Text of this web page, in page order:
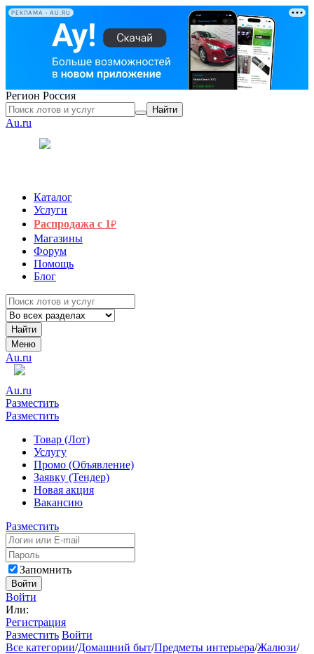
РЕКЛАМА • AU.RU
Регион Россия
Найти
Au.ru
Каталог
Услуги
Распродажа с 1₽
Магазины
Форум
Помощь
Блог
Найти
Меню
Au.ru
Au.ru
Разместить
Разместить
Товар (Лот)
Услугу
Промо (Объявление)
Заявку (Тендер)
Новая акция
Вакансию
Разместить
Запомнить
Войти
Войти
Или:
Регистрация
Разместить Войти
Все категории/Домашний быт/Предметы интерьера/Жалюзи/